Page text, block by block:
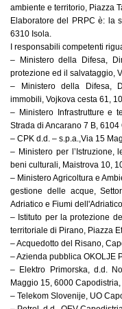
ambiente e territorio, Piazza
Elaboratore del PRPC è: la
6310 Isola.
I responsabili competenti
– Ministero della Difesa,
protezione ed il salvataggio,
– Ministero della Difesa,
immobili, Vojkova cesta 61,
– Ministero Infrastrutture e
Strada di Ancarano 7 B, 6104
– CPK d.d. – s.p.a.,Via 15
– Ministero per l’Istruzione,
beni culturali, Maistrova 10,
– Ministero Agricoltura e
gestione delle acque,
Adriatico e Fiumi
– Istituto per la protezione
territoriale di Pirano, Piazza
– Acquedotto del Risano,
– Azienda pubblica OKOLJE
– Elektro Primorska, d.d.
Maggio 15, 6000 Capodistria,
– Telekom Slovenije, UO